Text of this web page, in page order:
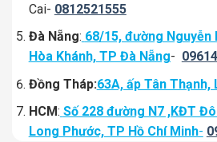
Cai- 0812521555
Đà Nẵng: 68/15, đường Nguyễn
Hòa Khánh, TP Đà Nẵng-
Đồng Tháp:63A, ấp Tân Thạnh,
HCM: Số 228 đường N7 ,KĐT
Long Phước, TP Hồ Chí Minh-